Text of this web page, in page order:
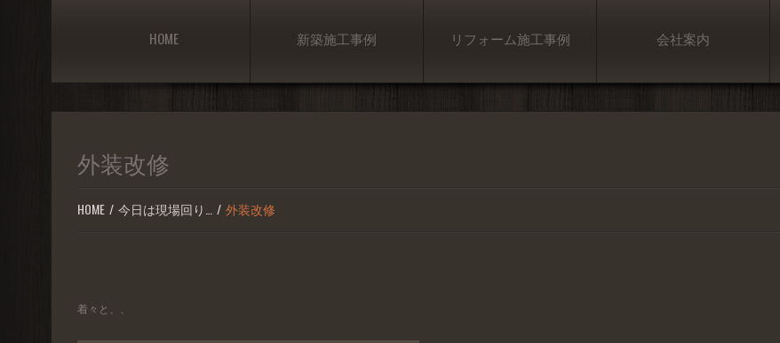
HOME 新築施工事例 リフォーム施工事例 会社案内
外装改修
HOME 今日は現場回り… 外装改修
着々と、、